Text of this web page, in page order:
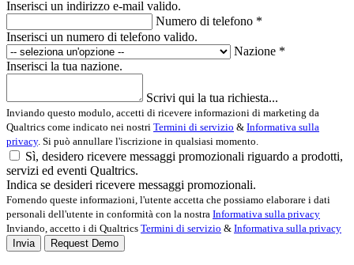
Inserisci un indirizzo e-mail valido.
Numero di telefono *
Inserisci un numero di telefono valido.
Nazione *
Inserisci la tua nazione.
Scrivi qui la tua richiesta...
Inviando questo modulo, accetti di ricevere informazioni di marketing da
Qualtrics come indicato nei nostri Termini di servizio & Informativa sulla
privacy. Si può annullare l'iscrizione in qualsiasi momento.
Sì, desidero ricevere messaggi promozionali riguardo a prodotti,
servizi ed eventi Qualtrics.
Indica se desideri ricevere messaggi promozionali.
Fornendo queste informazioni, l'utente accetta che possiamo elaborare i dati
personali dell'utente in conformità con la nostra Informativa sulla privacy
Inviando, accetto i di Qualtrics Termini di servizio & Informativa sulla privacy
Invia
Request Demo